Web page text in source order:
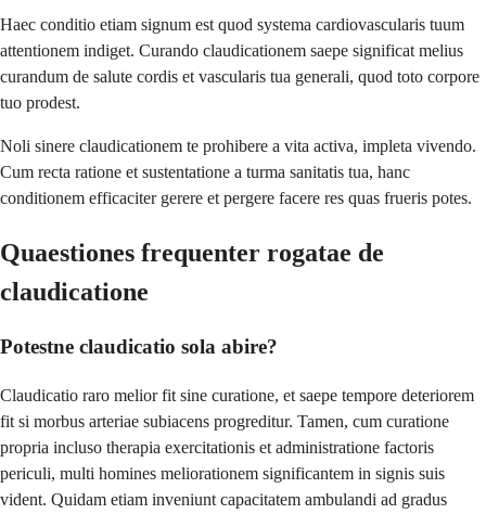
Haec conditio etiam signum est quod systema cardiovascularis tuum
attentionem indiget. Curando claudicationem saepe significat melius
curandum de salute cordis et vascularis tua generali, quod toto corpore
tuo prodest.
Noli sinere claudicationem te prohibere a vita activa, impleta vivendo.
Cum recta ratione et sustentatione a turma sanitatis tua, hanc
conditionem efficaciter gerere et pergere facere res quas frueris potes.
Quaestiones frequenter rogatae de
claudicatione
Potestne claudicatio sola abire?
Claudicatio raro melior fit sine curatione, et saepe tempore deteriorem
fit si morbus arteriae subiacens progreditur. Tamen, cum curatione
propria incluso therapia exercitationis et administratione factoris
periculi, multi homines meliorationem significantem in signis suis
vident. Quidam etiam inveniunt capacitatem ambulandi ad gradus